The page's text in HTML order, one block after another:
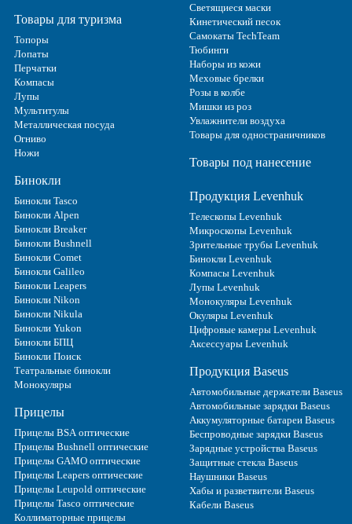
Товары для туризма
Топоры
Лопаты
Перчатки
Компасы
Лупы
Мультитулы
Металлическая посуда
Огниво
Ножи
Бинокли
Бинокли Tasco
Бинокли Alpen
Бинокли Breaker
Бинокли Bushnell
Бинокли Comet
Бинокли Galileo
Бинокли Leapers
Бинокли Nikon
Бинокли Nikula
Бинокли Yukon
Бинокли БПЦ
Бинокли Поиск
Театральные бинокли
Монокуляры
Прицелы
Прицелы BSA оптические
Прицелы Bushnell оптические
Прицелы GAMO оптические
Прицелы Leapers оптические
Прицелы Leupold оптические
Прицелы Tasco оптические
Коллиматорные прицелы
Светящиеся маски
Кинетический песок
Самокаты TechTeam
Тюбинги
Наборы из кожи
Меховые брелки
Розы в колбе
Мишки из роз
Увлажнители воздуха
Товары для одностраничников
Товары под нанесение
Продукция Levenhuk
Телескопы Levenhuk
Микроскопы Levenhuk
Зрительные трубы Levenhuk
Бинокли Levenhuk
Компасы Levenhuk
Лупы Levenhuk
Монокуляры Levenhuk
Окуляры Levenhuk
Цифровые камеры Levenhuk
Аксессуары Levenhuk
Продукция Baseus
Автомобильные держатели Baseus
Автомобильные зарядки Baseus
Аккумуляторные батареи Baseus
Беспроводные зарядки Baseus
Зарядные устройства Baseus
Защитные стекла Baseus
Наушники Baseus
Хабы и разветвители Baseus
Кабели Baseus